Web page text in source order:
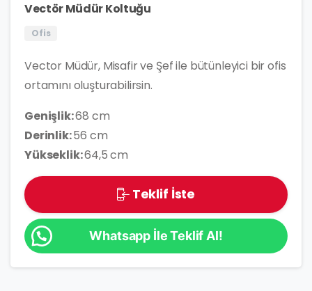
Vectör Müdür Koltuğu
Ofis
Vector Müdür, Misafir ve Şef ile bütünleyici bir ofis
ortamını oluşturabilirsin.
Genişlik:68 cm
Derinlik:56 cm
Yükseklik:64,5 cm
Teklif İste
Whatsapp İle Teklif Al!